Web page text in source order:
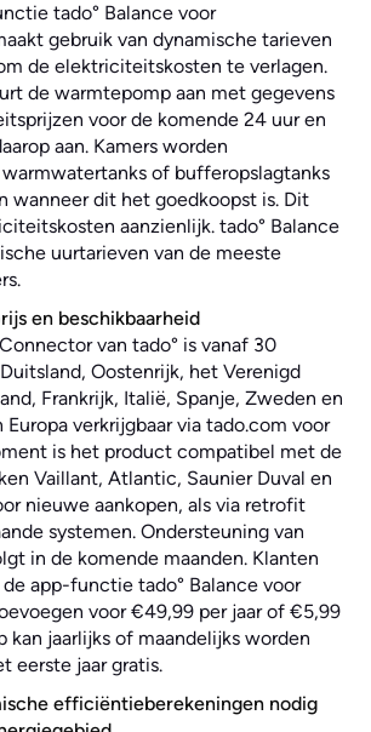
tado° Balance voor
gebruik van dynamische tarieven
de elektriciteitskosten te verlagen.
de warmtepomp aan met gegevens
voor de komende 24 uur en
aan. Kamers worden
of bufferopslagtanks
wanneer dit het goedkoopst is. Dit
aanzienlijk. tado° Balance
uurtarieven van de meeste
en beschikbaarheid
van tado° is vanaf 30
Oostenrijk, het Verenigd
Frankrijk, Italië, Spanje, Zweden en
verkrijgbaar via tado.com voor
is het product compatibel met de
Vaillant, Atlantic, Saunier Duval en
nieuwe aankopen, als via retrofit
systemen. Ondersteuning van
in de komende maanden. Klanten
app-functie tado° Balance voor
voor €49,99 per jaar of €5,99
kan jaarlijks of maandelijks worden
eerste jaar gratis.
efficiëntieberekeningen nodig